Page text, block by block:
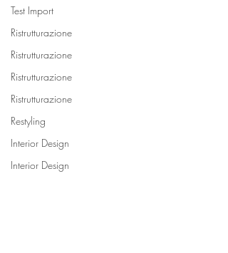
Test Import
Ristrutturazione
Ristrutturazione
Ristrutturazione
Ristrutturazione
Restyling
Interior Design
Interior Design